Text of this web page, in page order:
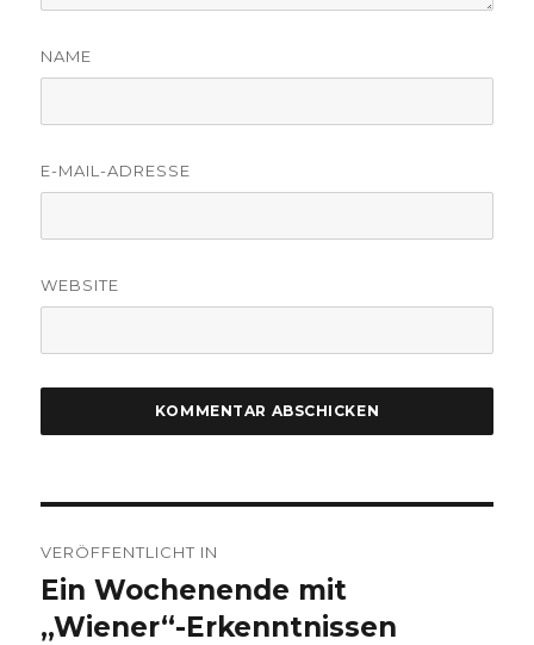
NAME
E-MAIL-ADRESSE
WEBSITE
VERÖFFENTLICHT IN
Ein Wochenende mit
„Wiener“-Erkenntnissen